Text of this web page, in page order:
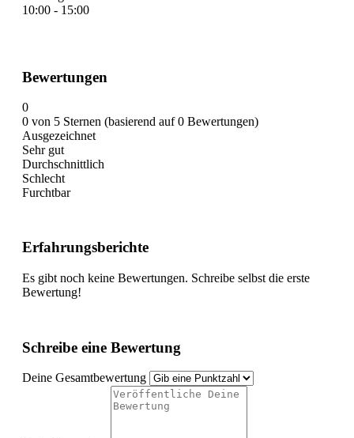
10:00 - 15:00
Bewertungen
0
0 von 5 Sternen (basierend auf 0 Bewertungen)
Ausgezeichnet
Sehr gut
Durchschnittlich
Schlecht
Furchtbar
Erfahrungsberichte
Es gibt noch keine Bewertungen. Schreibe selbst die erste
Bewertung!
Schreibe eine Bewertung
Deine Gesamtbewertung